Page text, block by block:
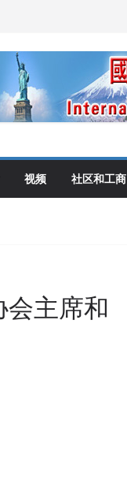
视频 社区和工商
主席和